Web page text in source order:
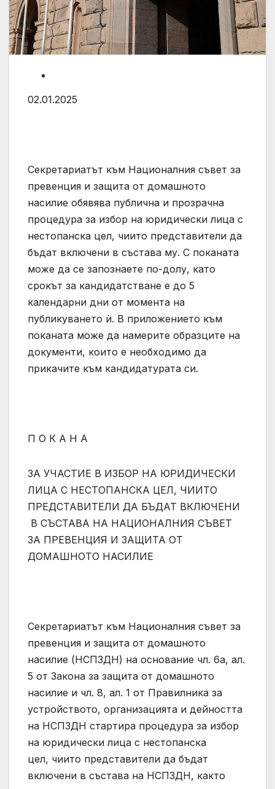
02.01.2025
Секретариатът към Националния съвет за
превенция и защита от домашното
насилие обявява публична и прозрачна
процедура за избор на юридически лица с
нестопанска цел, чиито представители да
бъдат включени в състава му. С поканата
може да се запознаете по-долу, като
срокът за кандидатстване е до 5
календарни дни от момента на
публикуването ѝ. В приложението към
поканата може да намерите образците на
документи, които е необходимо да
прикачите към кандидатурата си.
П О К А Н А
ЗА УЧАСТИЕ В ИЗБОР НА ЮРИДИЧЕСКИ
ЛИЦА С НЕСТОПАНСКА ЦЕЛ, ЧИИТО
ПРЕДСТАВИТЕЛИ ДА БЪДАТ ВКЛЮЧЕНИ
В СЪСТАВА НА НАЦИОНАЛНИЯ СЪВЕТ
ЗА ПРЕВЕНЦИЯ И ЗАЩИТА ОТ
ДОМАШНОТО НАСИЛИЕ
Секретариатът към Националния съвет за
превенция и защита от домашното
насилие (НСПЗДН) на основание чл. 6а, ал.
5 от Закона за защита от домашното
насилие и чл. 8, ал. 1 от Правилника за
устройството, организацията и дейността
на НСПЗДН стартира процедура за избор
на юридически лица с нестопанска
цел, чиито представители да бъдат
включени в състава на НСПЗДН, както